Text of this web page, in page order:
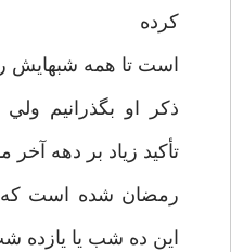
کرده
است تا همه شبهايش
ذکر او بگذرانيم
تأکيد زياد بر دهه آخر
رمضان شده است که
اين ده شب يا يازده